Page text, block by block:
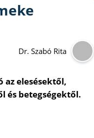
Dr. Szabó Rita
elesésektől,
és betegségektől.